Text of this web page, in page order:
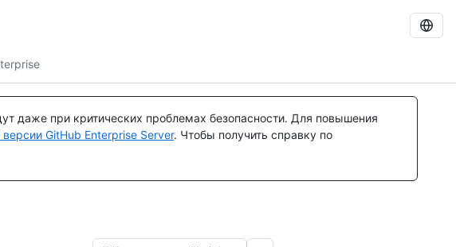
даже при критических проблемах безопасности. Для повышения
GitHub Enterprise Server. Чтобы получить справку по